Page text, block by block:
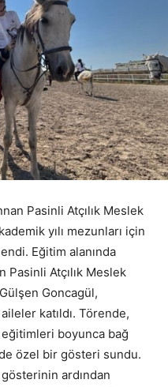
Pasinli Atçılık Meslek
yılı mezunları için
Eğitim alanında
Atçılık Meslek
Goncagül,
katıldı. Törende,
eğitimleri boyunca bağ
özel bir gösteri sundu.
ardından